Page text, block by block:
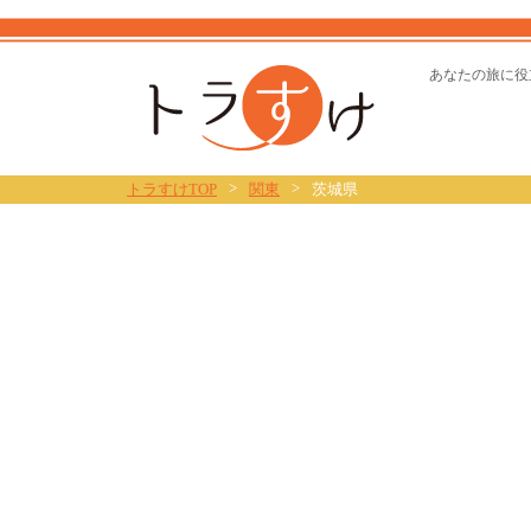
あなたの旅に
トラすけ
トラすけTOP > 関東 > 茨城県